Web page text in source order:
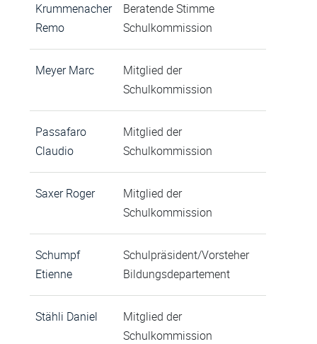
Krummenacher
Remo
Beratende Stimme
Schulkommission
Meyer Marc
Mitglied der
Schulkommission
Passafaro
Claudio
Mitglied der
Schulkommission
Saxer Roger
Mitglied der
Schulkommission
Schumpf
Etienne
Schulpräsident/Vorsteher
Bildungsdepartement
Stähli Daniel
Mitglied der
Schulkommission